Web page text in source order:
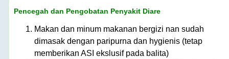
Pencegah dan Pengobatan Penyakit Diare
Makan dan minum makanan bergizi nan sudah
dimasak dengan paripurna dan hygienis (tetap
memberikan ASI ekslusif pada balita)